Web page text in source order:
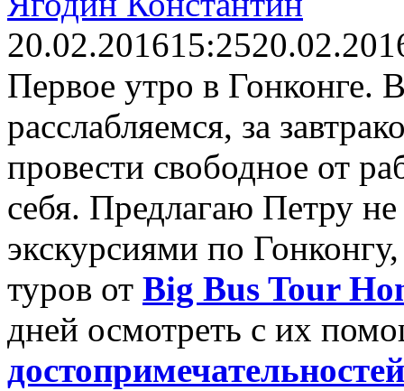
20.02.201615:25
Первое утро в Гонконге.
расслабляемся, за
провести свободное от
себя. Предлагаю Петру
экскурсиями по
туров от Big Bus Tour
дней осмотреть с их